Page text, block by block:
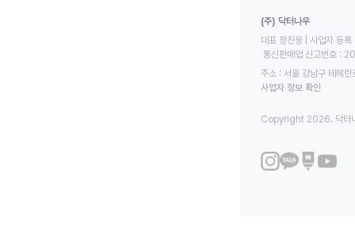
(주) 닥터나우
대표 정진웅 | 사업자
통신판매업 신고번호
주소 : 서울 강남구 테헤
사업자 정보 확인
Copyright 2026. 닥터